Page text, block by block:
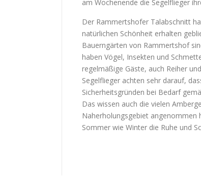
am Wochenende die Segelflieger
Der Rammertshofer Talabschnitt
natürlichen Schönheit erhalten
Bauerngärten von Rammertshof
haben Vögel, Insekten und
regelmäßige Gäste, auch Reiher
Segelflieger achten sehr darauf,
Sicherheitsgründen bei Bedarf
Das wissen auch die vielen
Naherholungsgebiet angenommen
Sommer wie Winter die Ruhe und